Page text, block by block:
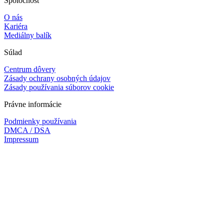
O nás
Kariéra
Mediálny balík
Súlad
Centrum dôvery
Zásady ochrany osobných údajov
Zásady používania súborov cookie
Právne informácie
Podmienky používania
DMCA / DSA
Impressum